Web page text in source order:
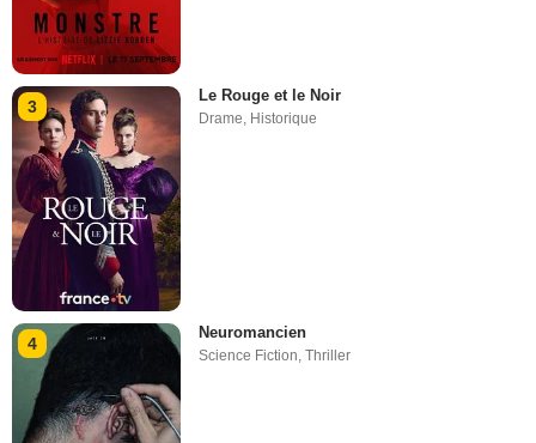
3
Le Rouge et le Noir
Drame Historique
4
Neuromancien
Science Fiction,Thriller